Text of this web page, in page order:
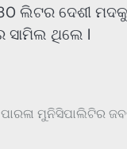
ଲିଟର ଦେଶୀ ମଦକୁ
ସାମିଲ ଥିଲେ l
ପାରଳା ମୁନିସିପାଲିଟିର